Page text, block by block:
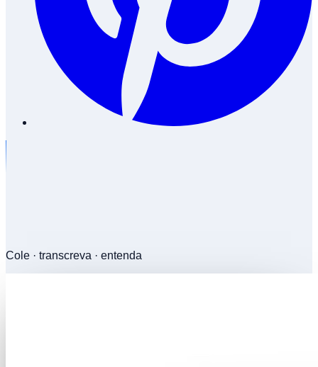
Cole · transcreva · entenda